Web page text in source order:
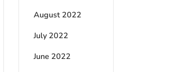
August 2022
July 2022
June 2022